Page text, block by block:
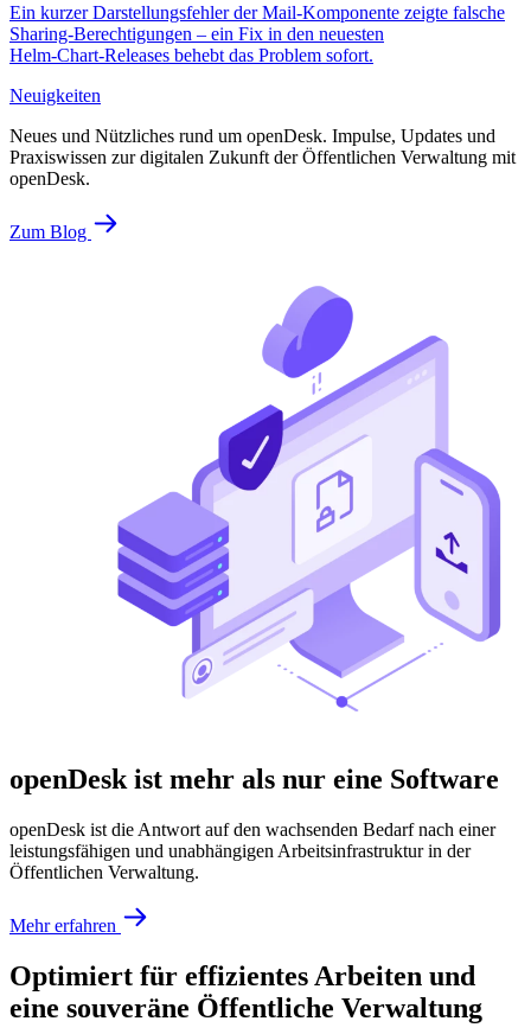
Ein kurzer Darstellungsfehler der Mail‑Komponente zeigte falsche
Sharing‑Berechtigungen – ein Fix in den neuesten
Helm‑Chart‑Releases behebt das Problem sofort.
Neuigkeiten
Neues und Nützliches rund um openDesk. Impulse, Updates und
Praxiswissen zur digitalen Zukunft der Öffentlichen Verwaltung mit
openDesk.
Zum Blog
openDesk ist mehr als nur eine Software
openDesk ist die Antwort auf den wachsenden Bedarf nach einer
leistungsfähigen und unabhängigen Arbeitsinfrastruktur in der
Öffentlichen Verwaltung.
Mehr erfahren
Optimiert für effizientes Arbeiten und
eine souveräne Öffentliche Verwaltung